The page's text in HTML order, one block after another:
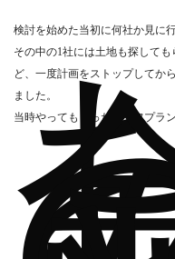
検討を始めた当初に何社か見に
その中の1社には土地も探して
ど、一度計画をストップしてか
ました。
当時やってもらったライフプラ